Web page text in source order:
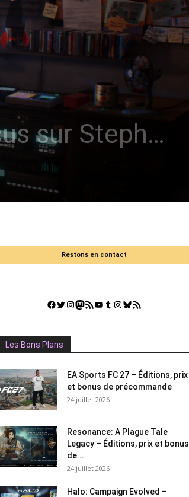
sur Steph…
Restons en contact
Facebook
Twitter
Instagram
Mastodon
Flux RSSYouTube
Tumblr
Instagram
Bluesky
GestGame
Les Bons Plans
EA Sports FC 27 – Éditions, prix
et bonus de précommande
24 juillet 2026
Resonance: A Plague Tale
Legacy – Éditions, prix et bonus
de...
24 juillet 2026
Halo: Campaign Evolved –